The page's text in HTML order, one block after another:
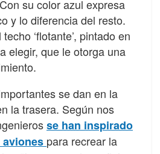
su color azul expresa
y lo diferencia del resto.
‘flotante’, pintado en
elegir, que le otorga una
se dan en la
la trasera. Según nos
se han inspirado
para recrear la